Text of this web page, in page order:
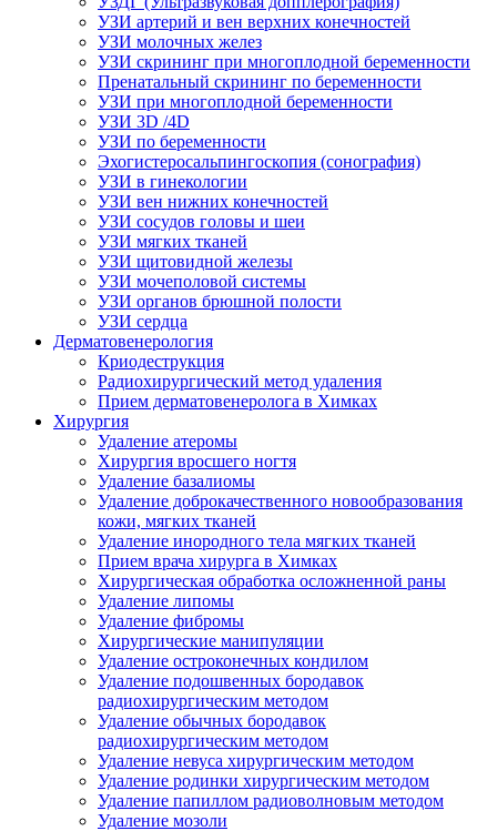
УЗИ артерий и вен верхних конечностей
УЗИ молочных желез
УЗИ скрининг при многоплодной беременности
Пренатальный скрининг по беременности
УЗИ при многоплодной беременности
УЗИ 3D /4D
УЗИ по беременности
Эхогистеросальпингоскопия (сонография)
УЗИ в гинекологии
УЗИ вен нижних конечностей
УЗИ сосудов головы и шеи
УЗИ мягких тканей
УЗИ щитовидной железы
УЗИ мочеполовой системы
УЗИ органов брюшной полости
УЗИ сердца
Дерматовенерология
Криодеструкция
Радиохирургический метод удаления
Прием дерматовенеролога в Химках
Хирургия
Удаление атеромы
Хирургия вросшего ногтя
Удаление базалиомы
Удаление доброкачественного новообразования
кожи, мягких тканей
Удаление инородного тела мягких тканей
Прием врача хирурга в Химках
Хирургическая обработка осложненной раны
Удаление липомы
Удаление фибромы
Хирургические манипуляции
Удаление остроконечных кондилом
Удаление подошвенных бородавок
радиохирургическим методом
Удаление обычных бородавок
радиохирургическим методом
Удаление невуса хирургическим методом
Удаление родинки хирургическим методом
Удаление папиллом радиоволновым методом
Удаление мозоли